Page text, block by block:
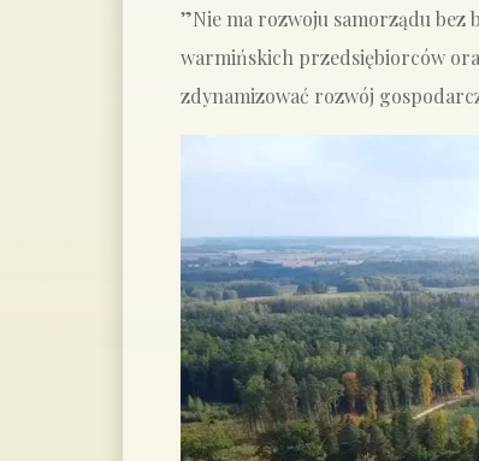
”Nie ma rozwoju samorządu bez
warmińskich przedsiębiorców
zdynamizować rozwój